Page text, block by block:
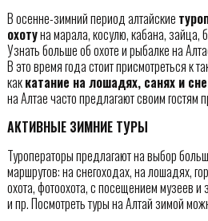
В осенне-зимний период алтайские
охотуна марала, косулю, кабана, зайца,
Узнать больше об охоте и рыбалке на
В это время года стоит присмотреться к
каккатание на лошадях, санях и
на Алтае часто предлагают своим гостям
АКТИВНЫЕ ЗИМНИЕ ТУРЫ
Туроператоры предлагают на выбор
маршрутов: на снегоходах, на лошадях,
охота, фотоохота, с посещением музеев
и пр. Посмотреть туры на Алтай зимой